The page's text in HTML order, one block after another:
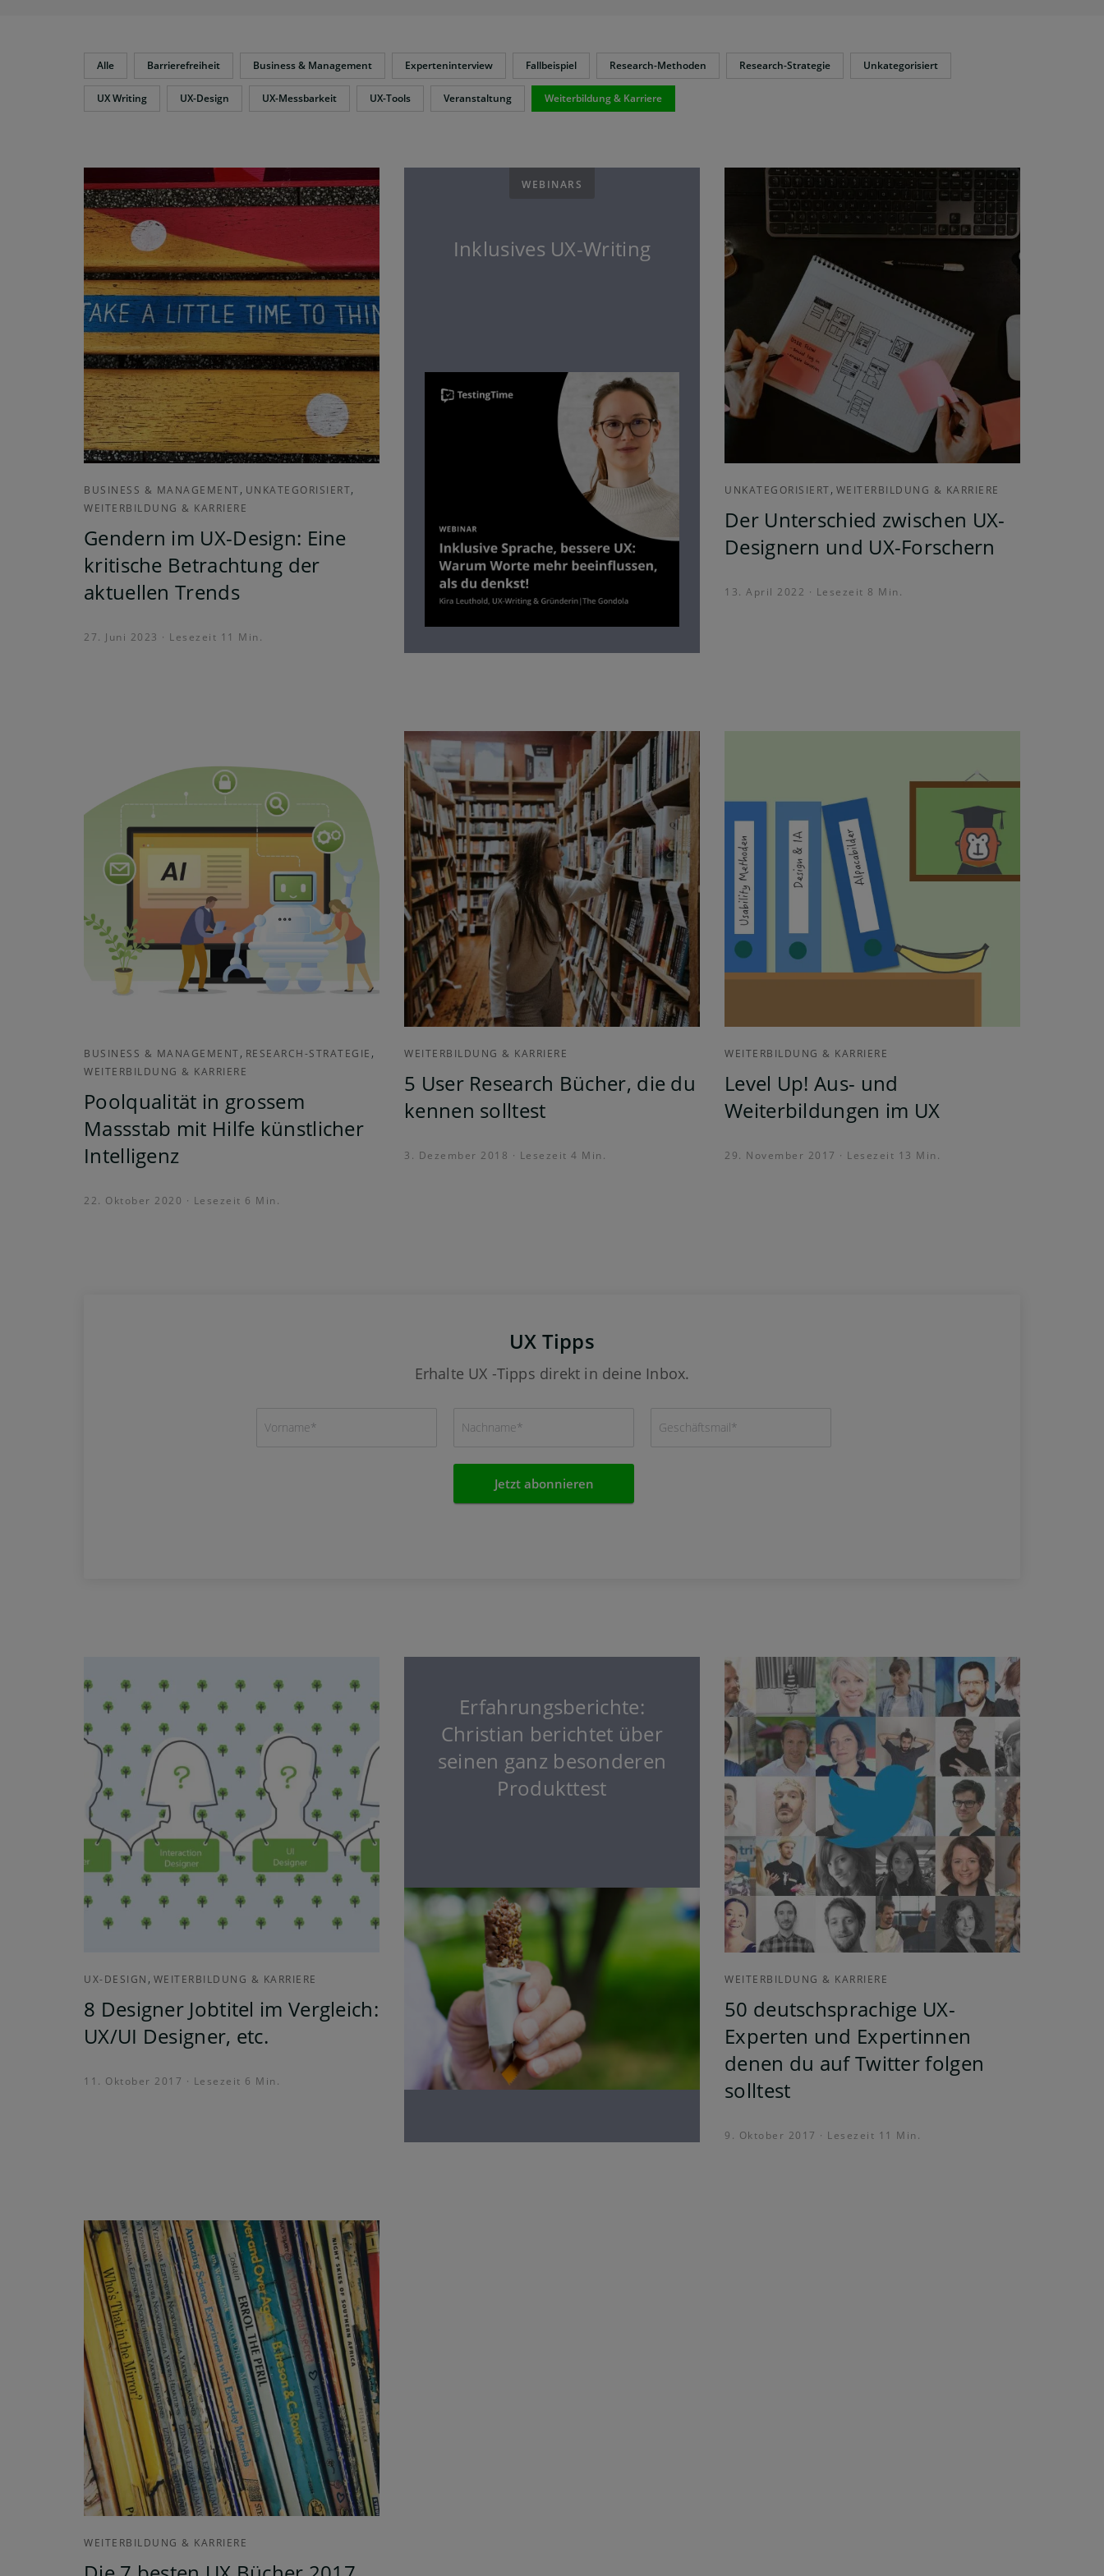
Alle Barrierefreiheit Business & Management Experteninterview Fallbeispiel Research-Methoden Research-Strategie Unkategorisiert
UX Writing UX-Design UX-Messbarkeit UX-Tools Veranstaltung Weiterbildung & Karriere
BUSINESS & MANAGEMENT, UNKATEGORISIERT,
WEITERBILDUNG & KARRIERE
Gendern im UX-Design: Eine
kritische Betrachtung der
aktuellen Trends
27. Juni 2023 · Lesezeit 11 Min.
WEBINARS
Inklusives UX-Writing
UNKATEGORISIERT, WEITERBILDUNG & KARRIERE
Der Unterschied zwischen UX-
Designern und UX-Forschern
13. April 2022 · Lesezeit 8 Min.
BUSINESS & MANAGEMENT, RESEARCH-STRATEGIE ,
WEITERBILDUNG & KARRIERE
Poolqualität in grossem
Massstab mit Hilfe künstlicher
Intelligenz
22. Oktober 2020 · Lesezeit 6 Min.
WEITERBILDUNG & KARRIERE
5 User Research Bücher, die du
kennen solltest
3. Dezember 2018 · Lesezeit 4 Min.
WEITERBILDUNG & KARRIERE
Level Up! Aus- und
Weiterbildungen im UX
29. November 2017 · Lesezeit 13 Min.
UX Tipps
Erhalte UX -Tipps direkt in deine Inbox.
UX-DESIGN , WEITERBILDUNG & KARRIERE
8 Designer Jobtitel im Vergleich:
UX/UI Designer, etc.
11. Oktober 2017 · Lesezeit 6 Min.
Erfahrungsberichte:
Christian berichtet über
seinen ganz besonderen
Produkttest
WEITERBILDUNG & KARRIERE
50 deutschsprachige UX-
Experten und Expertinnen
denen du auf Twitter folgen
solltest
9. Oktober 2017 · Lesezeit 11 Min.
WEITERBILDUNG & KARRIERE